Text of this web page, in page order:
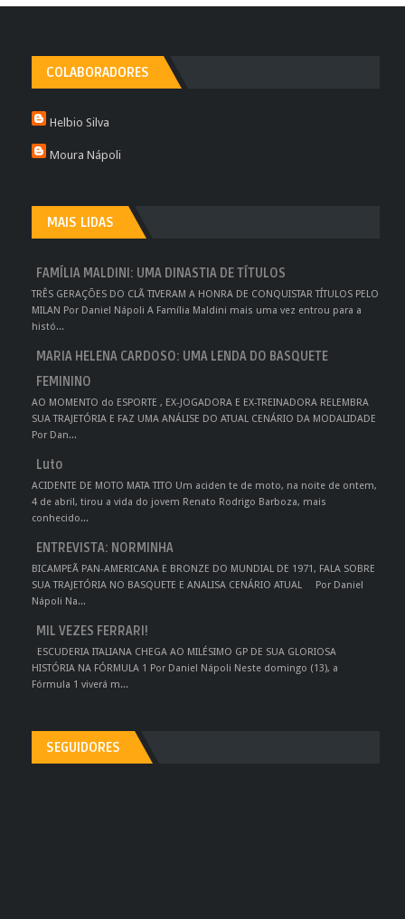
COLABORADORES
Helbio Silva
Moura Nápoli
MAIS LIDAS
FAMÍLIA MALDINI: UMA DINASTIA DE TÍTULOS
TRÊS GERAÇÕES DO CLÃ TIVERAM A HONRA DE CONQUISTAR TÍTULOS PELO
MILAN Por Daniel Nápoli A Família Maldini mais uma vez entrou para a
histó...
MARIA HELENA CARDOSO: UMA LENDA DO BASQUETE
FEMININO
AO MOMENTO do ESPORTE , EX-JOGADORA E EX-TREINADORA RELEMBRA
SUA TRAJETÓRIA E FAZ UMA ANÁLISE DO ATUAL CENÁRIO DA MODALIDADE
Por Dan...
Luto
ACIDENTE DE MOTO MATA TITO Um aciden te de moto, na noite de ontem,
4 de abril, tirou a vida do jovem Renato Rodrigo Barboza, mais
conhecido...
ENTREVISTA: NORMINHA
BICAMPEÃ PAN-AMERICANA E BRONZE DO MUNDIAL DE 1971, FALA SOBRE
SUA TRAJETÓRIA NO BASQUETE E ANALISA CENÁRIO ATUAL Por Daniel
Nápoli Na...
MIL VEZES FERRARI!
ESCUDERIA ITALIANA CHEGA AO MILÉSIMO GP DE SUA GLORIOSA
HISTÓRIA NA FÓRMULA 1 Por Daniel Nápoli Neste domingo (13), a
Fórmula 1 viverá m...
SEGUIDORES